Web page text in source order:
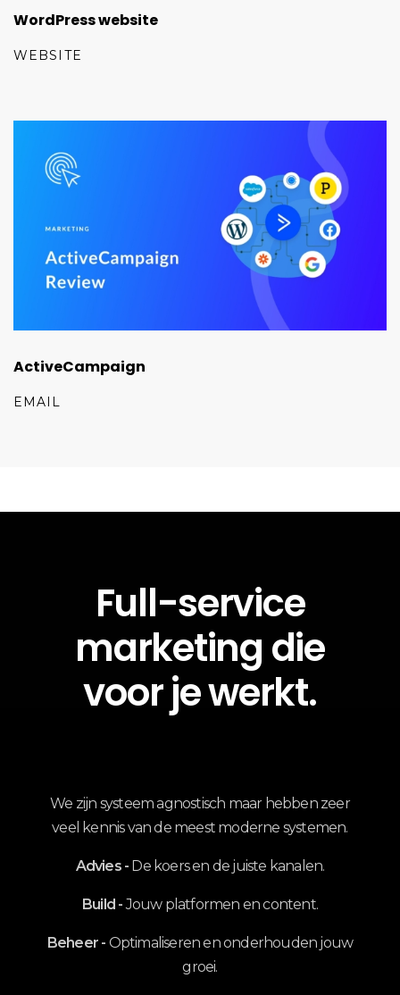
WordPress website
WEBSITE
ActiveCampaign
EMAIL
Full-service
marketing die
voor je werkt.
We zijn systeem agnostisch maar hebben zeer
veel kennis van de meest moderne systemen.
Advies - De koers en de juiste kanalen.
Build -Jouw platformen en content.
Beheer - Optimaliseren en onderhouden jouw
groei.